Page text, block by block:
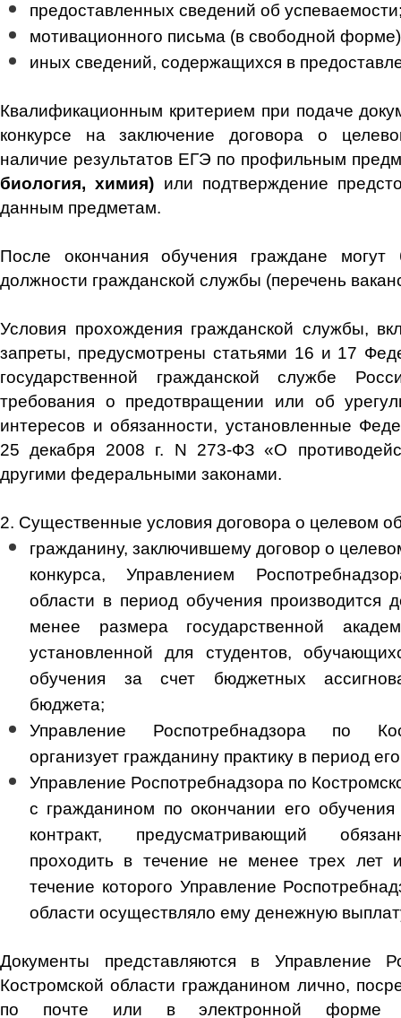
предоставленных сведений об
мотивационного письма (в свободной
иных сведений, содержащихся в
Квалификационным критерием при подаче
конкурсе на заключение договора о
наличие результатов ЕГЭ по профильным
биология, химия) или подтверждение
данным предметам.
После окончания обучения граждане
должности гражданской службы (перечень
Условия прохождения гражданской службы,
запреты, предусмотрены статьями 16 и 17
государственной гражданской службе
требования о предотвращении или об
интересов и обязанности, установленные
25 декабря 2008 г. N 273-ФЗ «О
другими федеральными законами.
2. Существенные условия договора о целевом
гражданину, заключившему договор о
конкурса, Управлением
области в период обучения производится
менее размера государственной
установленной для студентов,
обучения за счет бюджетных
бюджета;
Управление Роспотребнадзора по
организует гражданину практику в период
Управление Роспотребнадзора по
с гражданином по окончании его
контракт, предусматривающий
проходить в течение не менее трех лет
течение которого Управление
области осуществляло ему денежную
Документы представляются в Управление
Костромской области гражданином лично,
по почте или в электронной форме с